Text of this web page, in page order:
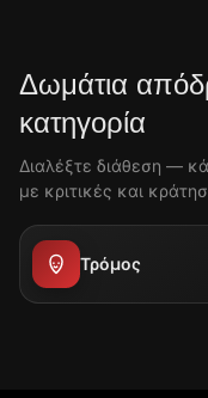
Δωμάτια
κατηγορία
Διαλέξτε διάθεση —
με κριτικές και
Τρόμος